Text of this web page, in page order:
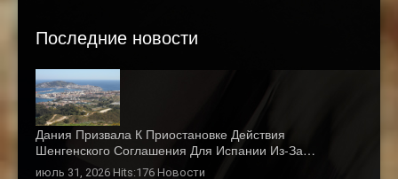
Последние новости
Дания Призвала К Приостановке Действия
Шенгенского Соглашения Для Испании Из-За…
июль 31, 2026 Hits:176 Новости